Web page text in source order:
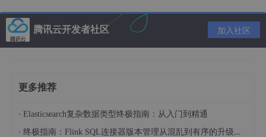
腾讯云开发者社区 加入社区
更多推荐
· Elasticsearch复杂数据类型终极指南：从入门到精通
· 终极指南：Flink SQL连接器版本管理从混乱到有序的升级之路